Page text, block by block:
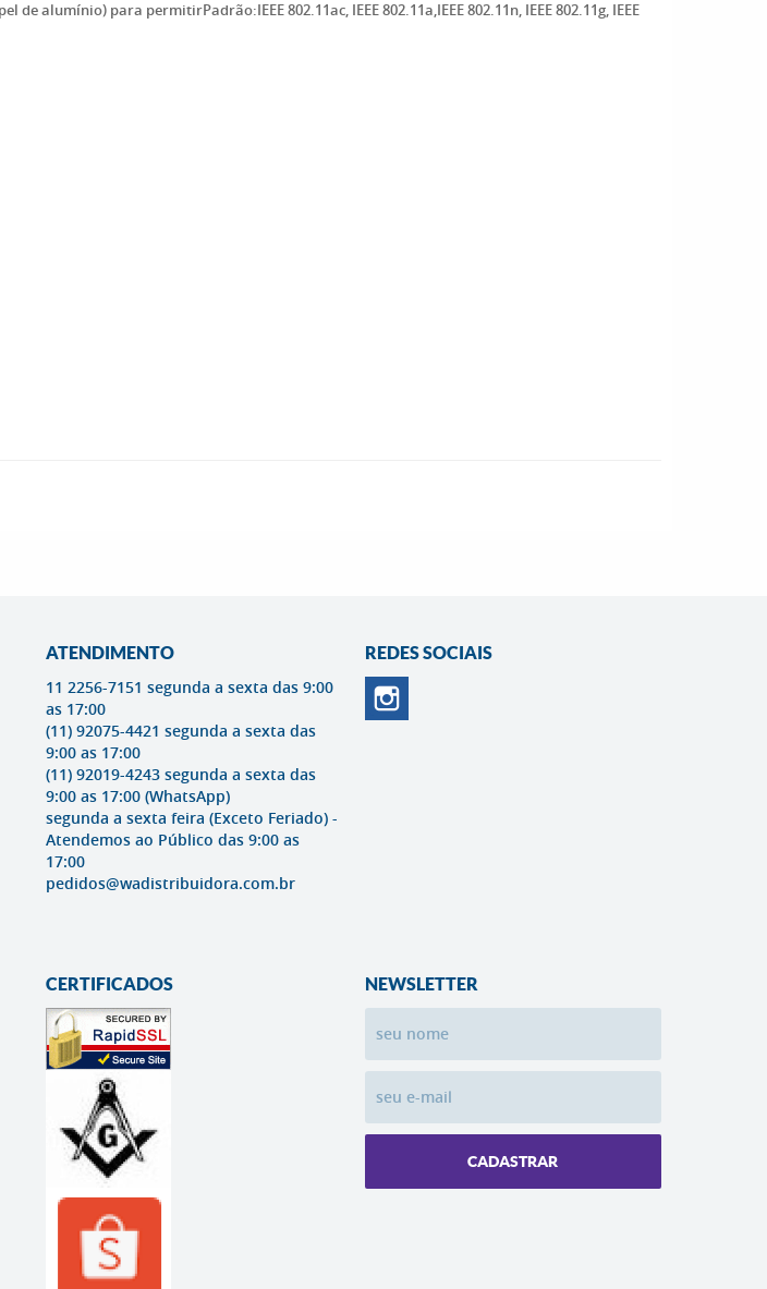
alumínio) para permitirPadrão:IEEE 802.11ac, IEEE 802.11a,IEEE 802.11n, IEEE 802.11g, IEEE
ATENDIMENTO
11 2256-7151 segunda a sexta das 9:00
as 17:00
(11) 92075-4421 segunda a sexta das
9:00 as 17:00
(11) 92019-4243 segunda a sexta das
9:00 as 17:00 (WhatsApp)
segunda a sexta feira (Exceto Feriado) -
Atendemos ao Público das 9:00 as
17:00
pedidos@wadistribuidora.com.br
REDES SOCIAIS
CERTIFICADOS NEWSLETTER
CADASTRAR